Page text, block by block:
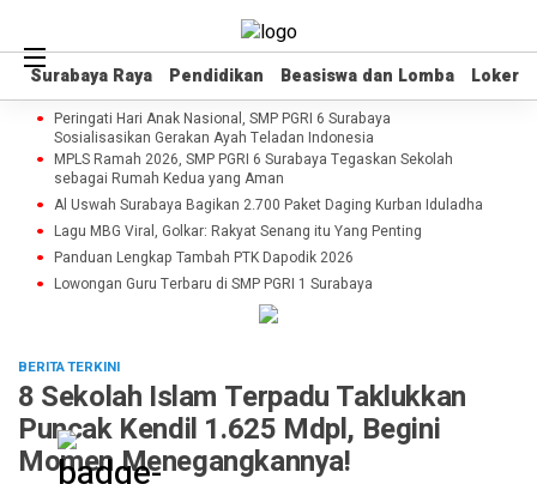
Surabaya Raya Pendidikan Beasiswa dan Lomba Loker
Surabaya Raya Pendidikan Beasiswa dan Lomba Loker
Peringati Hari Anak Nasional, SMP PGRI 6 Surabaya
Sosialisasikan Gerakan Ayah Teladan Indonesia
MPLS Ramah 2026, SMP PGRI 6 Surabaya Tegaskan Sekolah
sebagai Rumah Kedua yang Aman
Al Uswah Surabaya Bagikan 2.700 Paket Daging Kurban Iduladha
Lagu MBG Viral, Golkar: Rakyat Senang itu Yang Penting
Panduan Lengkap Tambah PTK Dapodik 2026
Lowongan Guru Terbaru di SMP PGRI 1 Surabaya
BERITA TERKINI
8 Sekolah Islam Terpadu Taklukkan
Puncak Kendil 1.625 Mdpl, Begini
Momen Menegangkannya!